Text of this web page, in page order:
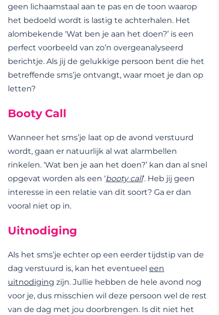
geen lichaamstaal aan te pas en de toon waarop
het bedoeld wordt is lastig te achterhalen. Het
alombekende ‘Wat ben je aan het doen?’ is een
perfect voorbeeld van zo’n overgeanalyseerd
berichtje. Als jij de gelukkige persoon bent die het
betreffende sms’je ontvangt, waar moet je dan op
letten?
Booty Call
Wanneer het sms’je laat op de avond verstuurd
wordt, gaan er natuurlijk al wat alarmbellen
rinkelen. ‘Wat ben je aan het doen?’ kan dan al snel
opgevat worden als een ‘booty call’. Heb jij geen
interesse in een relatie van dit soort? Ga er dan
vooral niet op in.
Uitnodiging
Als het sms’je echter op een eerder tijdstip van de
dag verstuurd is, kan het eventueel een
uitnodiging zijn. Jullie hebben de hele avond nog
voor je, dus misschien wil deze persoon wel de rest
van de dag met jou doorbrengen. Is dit niet het